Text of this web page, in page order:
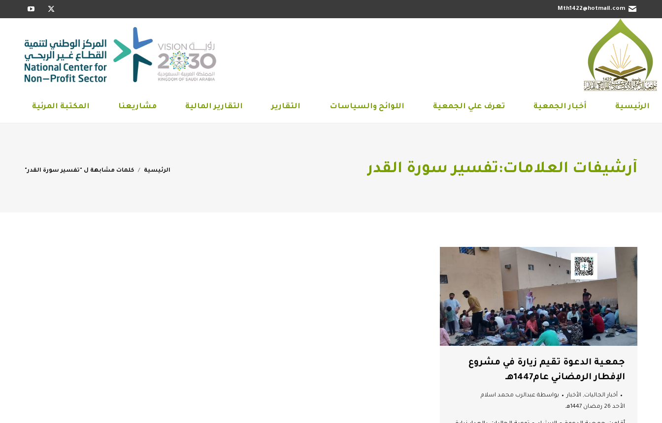
Mth1422@hotmail.com
X
opens
in
new
window
opens
in
new
window
الرئيسية أخبار الجمعية تعرف علي الجمعية اللوائح والسياسات التقارير التقارير المالية مشاريعنا المكتبة المرئية
أرشيفات العلامات:تفسير سورة القدر You are here:
الرئيسية كلمات مشابهة ل "تفسير سورة القدر"
جمعية الدعوة تقيم زيارة في مشروع
الإفطار الرمضاني عام1447هـ
أخبار الجاليات, الأخبار بواسطة عبدالرب محمد اسلام
الأحد 26 رمضان 1447هـ
الرئيسية أخبار الجمعية تعرف علي الجمعية اللوائح والسياسات التقارير التقارير المالية مشاريعنا المكتبة المرئية